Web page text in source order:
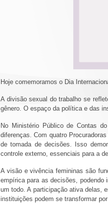
Hoje comemoramos o Dia
A divisão sexual do trabalho se
gênero. O espaço da política e das
No Ministério Público de Contas
diferenças. Com quatro
de tomada de decisões. Isso
controle externo, essenciais para a
A visão e vivência femininas são
empírica para as decisões,
um todo. A participação ativa delas,
instituições podem se transformar